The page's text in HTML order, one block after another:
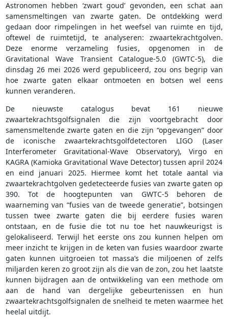
Astronomen hebben ‘zwart goud’ gevonden, een schat aan
samensmeltingen van zwarte gaten. De ontdekking werd
gedaan door rimpelingen in het weefsel van ruimte en tijd,
oftewel de ruimtetijd, te analyseren: zwaartekrachtgolven.
Deze enorme verzameling fusies, opgenomen in de
Gravitational Wave Transient Catalogue-5.0 (GWTC-5), die
dinsdag 26 mei 2026 werd gepubliceerd, zou ons begrip van
hoe zwarte gaten elkaar ontmoeten en botsen wel eens
kunnen veranderen.
De nieuwste catalogus bevat 161 nieuwe
zwaartekrachtsgolfsignalen die zijn voortgebracht door
samensmeltende zwarte gaten en die zijn “opgevangen” door
de iconische zwaartekrachtsgolfdetectoren LIGO (Laser
Interferometer Gravitational-Wave Observatory), Virgo en
KAGRA (Kamioka Gravitational Wave Detector) tussen april 2024
en eind januari 2025. Hiermee komt het totale aantal via
zwaartekrachtgolven gedetecteerde fusies van zwarte gaten op
390. Tot de hoogtepunten van GWTC-5 behoren de
waarneming van “fusies van de tweede generatie”, botsingen
tussen twee zwarte gaten die bij eerdere fusies waren
ontstaan, en de fusie die tot nu toe het nauwkeurigst is
gelokaliseerd. Terwijl het eerste ons zou kunnen helpen om
meer inzicht te krijgen in de keten van fusies waardoor zwarte
gaten kunnen uitgroeien tot massa’s die miljoenen of zelfs
miljarden keren zo groot zijn als die van de zon, zou het laatste
kunnen bijdragen aan de ontwikkeling van een methode om
aan de hand van dergelijke gebeurtenissen en hun
zwaartekrachtsgolfsignalen de snelheid te meten waarmee het
heelal uitdijt.